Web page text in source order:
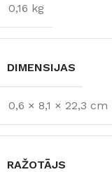
0,16 kg
DIMENSIJAS
0,6 × 8,1 × 22,3 cm
RAŽOTĀJS